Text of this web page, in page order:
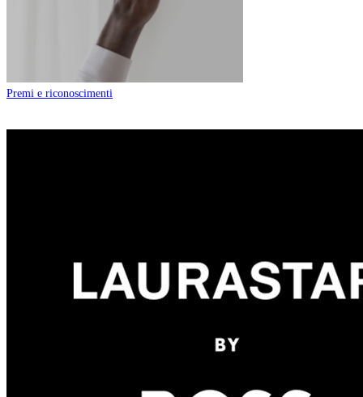
Premi e riconoscimenti